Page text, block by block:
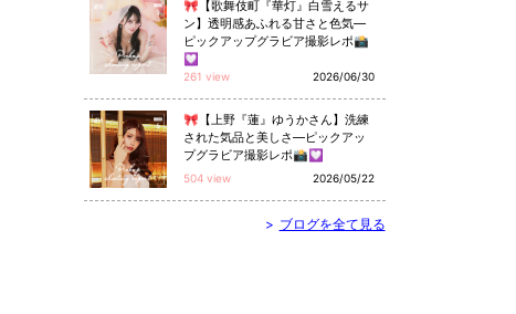
🎀【歌舞伎町『華灯』白雪えるサ
ン】透明感あふれる甘さと色気—
ピックアップグラビア撮影レポ📸
💟
261 view 2026/06/30
🎀【上野『蓮』ゆうかさん】洗練
された気品と美しさ—ピックアッ
プグラビア撮影レポ📸💟
504 view 2026/05/22
> ブログを全て見る